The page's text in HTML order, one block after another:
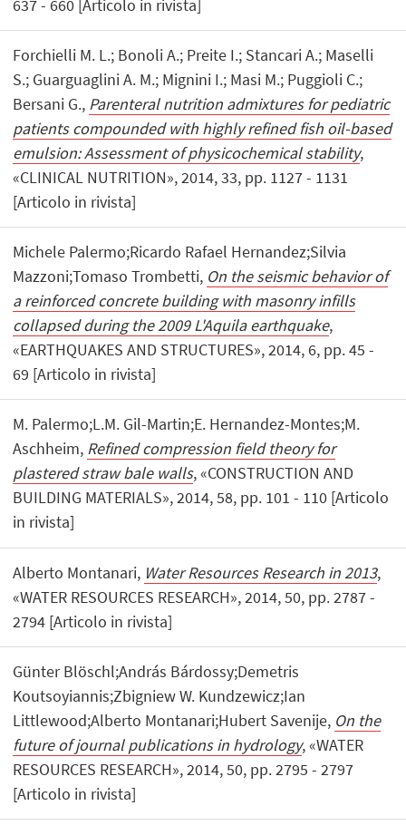
637 - 660 [Articolo in rivista]
Forchielli M. L.; Bonoli A.; Preite I.; Stancari A.; Maselli
S.; Guarguaglini A. M.; Mignini I.; Masi M.; Puggioli C.;
Bersani G., Parenteral nutrition admixtures for pediatric
patients compounded with highly refined fish oil-based
emulsion: Assessment of physicochemical stability,
«CLINICAL NUTRITION», 2014, 33, pp. 1127 - 1131
[Articolo in rivista]
Michele Palermo;Ricardo Rafael Hernandez;Silvia
Mazzoni;Tomaso Trombetti, On the seismic behavior of
a reinforced concrete building with masonry infills
collapsed during the 2009 L'Aquila earthquake,
«EARTHQUAKES AND STRUCTURES», 2014, 6, pp. 45 -
69 [Articolo in rivista]
M. Palermo;L.M. Gil-Martin;E. Hernandez-Montes;M.
Aschheim, Refined compression field theory for
plastered straw bale walls, «CONSTRUCTION AND
BUILDING MATERIALS», 2014, 58, pp. 101 - 110 [Articolo
in rivista]
Alberto Montanari, Water Resources Research in 2013,
«WATER RESOURCES RESEARCH», 2014, 50, pp. 2787 -
2794 [Articolo in rivista]
Günter Blöschl;András Bárdossy;Demetris
Koutsoyiannis;Zbigniew W. Kundzewicz;Ian
Littlewood;Alberto Montanari;Hubert Savenije, On the
future of journal publications in hydrology, «WATER
RESOURCES RESEARCH», 2014, 50, pp. 2795 - 2797
[Articolo in rivista]